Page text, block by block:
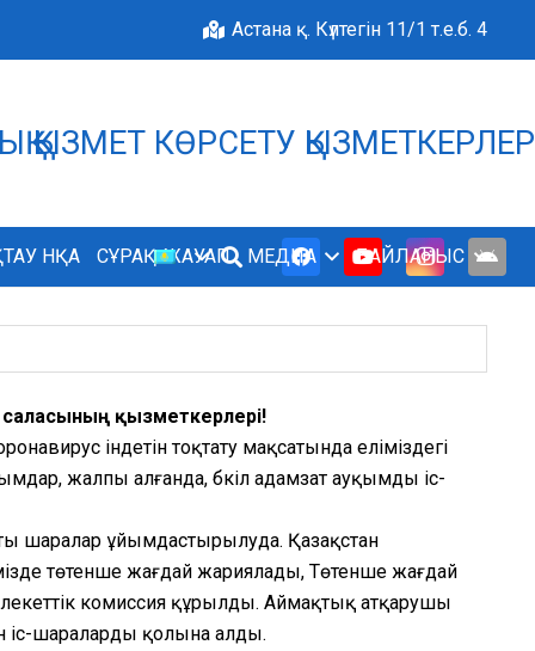
Астана қ. Күлтегін 11/1 т.е.б. 4
ҚЫЗМЕТ КӨРСЕТУ
НҚА СҰРАҚ-ЖАУАП МЕДИА БАЙЛАНЫС
саласының қызметкерлері!
індетін тоқтату мақсатында еліміздегі
жалпы алғанда, бүкіл адамзат ауқымды іс-
шаралар ұйымдастырылуда. Қазақстан
төтенше жағдай жариялады, Төтенше жағдай
комиссия құрылды. Аймақтық атқарушы
іс-шараларды қолына алды.